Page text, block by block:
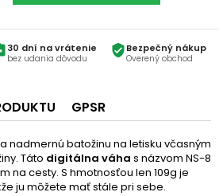
30 dní na vrátenie
bez udania dôvodu
verified_userBezpečný nákup
Overený obchod
GPSR
nadmernú batožinu na letisku včasným
Táto digitálna váha s názvom NS-8
na cesty. S hmotnosťou len 109g je
ju môžete mať stále pri sebe.